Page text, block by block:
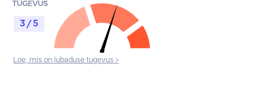
TUGEVUS
3 / 5
Loe, mis on lubaduse tugevus >